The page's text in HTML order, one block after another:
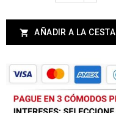
 AÑADIR A LA CESTA